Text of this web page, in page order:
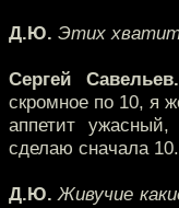
Д.Ю. Этих
Сергей Савельев.
скромное по 10, я
аппетит
сделаю сначала
Д.Ю. Живучие